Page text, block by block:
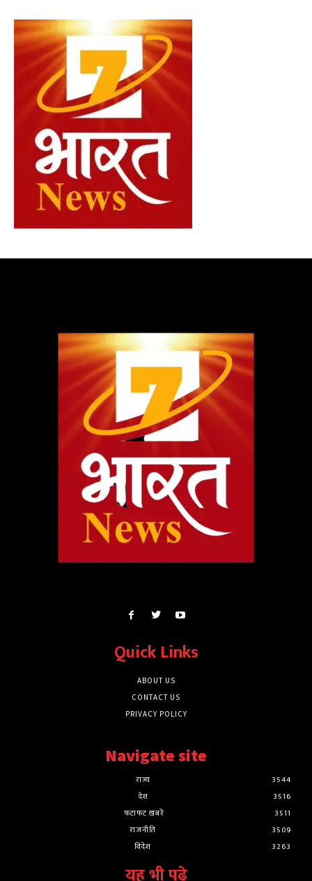
Quick Links
ABOUT US
CONTACT US
PRIVACY POLICY
Navigate site
राज्य
3544
देश
3516
फटाफट ख़बरें
3511
राजनीति
3509
विदेश
3263